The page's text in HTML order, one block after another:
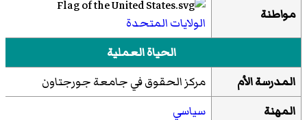
مواطنة
الولايات المتحدة
الحياة العملية
المدرسة الأم
مركز الحقوق في جامعة جورجتاون
المهنة
سياسي